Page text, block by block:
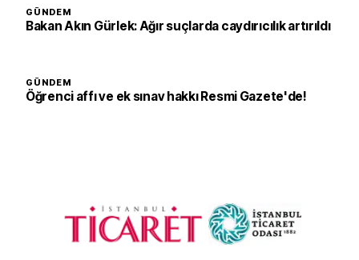
GÜNDEM
Bakan Akın Gürlek: Ağır suçlarda caydırıcılık artırıldı
GÜNDEM
Öğrenci affı ve ek sınav hakkı Resmi Gazete'de!